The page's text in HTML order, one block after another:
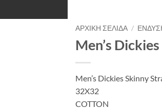
ΑΡΧΙΚΉ ΣΕΛΊΔΑ /
Men’s
Men’s Dickies Skinny
32X32
COTTON